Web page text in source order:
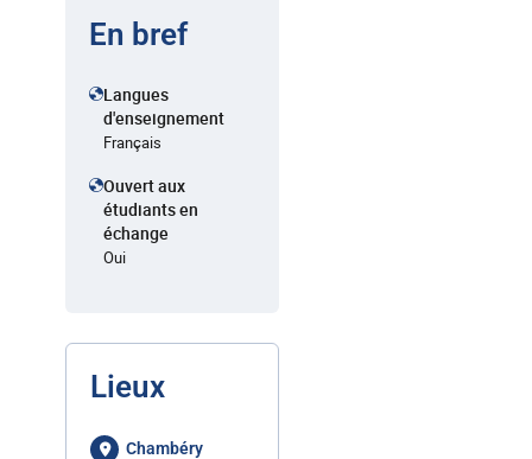
En bref
Langues
d'enseignement
Français
Ouvert aux
étudiants en
échange
Oui
Lieux
Chambéry